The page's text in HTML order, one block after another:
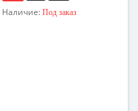
Наличие: Под заказ